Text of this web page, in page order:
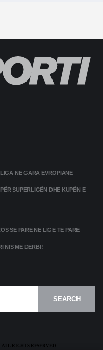
NË GARA EVROPIANE
SUPERLIGËN DHE KUPËN E
SË PARË NË LIGË TË PARË
NIS ME DERBI!
SEARCH
RIGHTS RESERVED